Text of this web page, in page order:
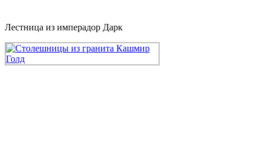
Лестница из имперадор Дарк